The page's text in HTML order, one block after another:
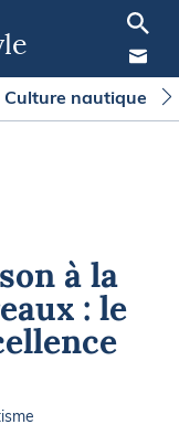
Culture nautique
à la
: le